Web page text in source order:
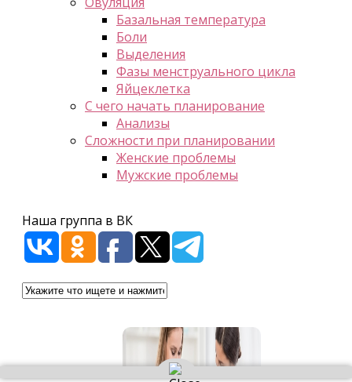
Базальная температура
Боли
Выделения
Фазы менструального цикла
Яйцеклетка
С чего начать планирование
Анализы
Сложности при планировании
Женские проблемы
Мужские проблемы
Наша группа в ВК